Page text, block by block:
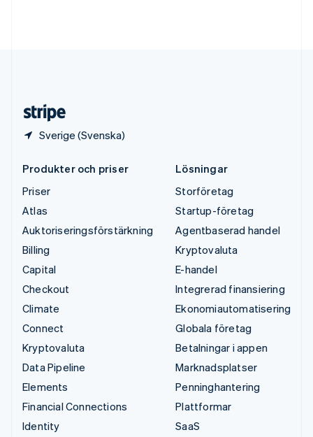
Sverige (Svenska)
Produkter och priser
Priser
Atlas
Auktoriseringsförstärkning
Billing
Capital
Checkout
Climate
Connect
Kryptovaluta
Data Pipeline
Elements
Financial Connections
Identity
Lösningar
Storföretag
Startup-företag
Agentbaserad handel
Kryptovaluta
E-handel
Integrerad finansiering
Ekonomiautomatisering
Globala företag
Betalningar i appen
Marknadsplatser
Penninghantering
Plattformar
SaaS